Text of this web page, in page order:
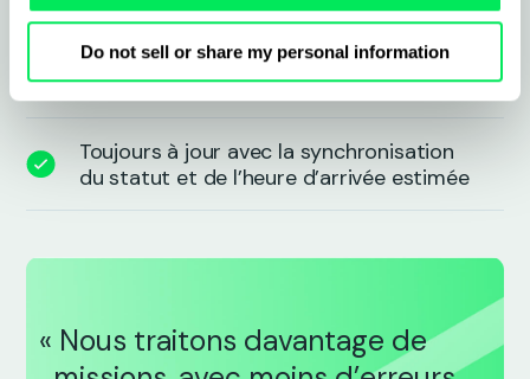
Do not sell or share my personal information
Enregistrez et partagez les preuves de
livraison sans suivi manuel
Toujours à jour avec la synchronisation
du statut et de l’heure d’arrivée estimée
« Nous traitons davantage de